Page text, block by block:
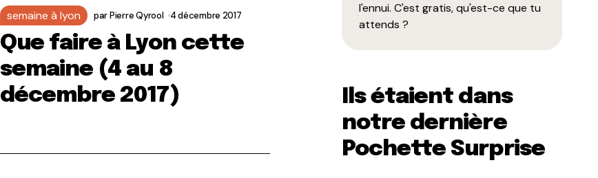
semaine à lyon parPierre Qyrool 4 décembre 2017
Que faire à Lyon cette
semaine (4 au 8
décembre 2017)
l'ennui. C'est gratis, qu'est-ce que tu
attends ?
Ils étaient dans
notre dernière
Pochette Surprise